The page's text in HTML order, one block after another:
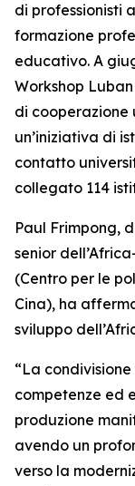
di professionisti
formazione
educativo. A
Workshop
di cooperazione
un’iniziativa di
contatto
collegato 114
Paul Frimpong,
senior
(Centro per le
Cina), ha
sviluppo
“La
competenze ed
produzione
avendo un
verso la